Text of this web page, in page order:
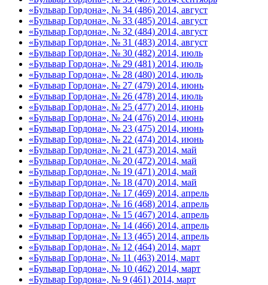
«Бульвар Гордона», № 34 (486) 2014, август
«Бульвар Гордона», № 33 (485) 2014, август
«Бульвар Гордона», № 32 (484) 2014, август
«Бульвар Гордона», № 31 (483) 2014, август
«Бульвар Гордона», № 30 (482) 2014, июль
«Бульвар Гордона», № 29 (481) 2014, июль
«Бульвар Гордона», № 28 (480) 2014, июль
«Бульвар Гордона», № 27 (479) 2014, июнь
«Бульвар Гордона», № 26 (478) 2014, июль
«Бульвар Гордона», № 25 (477) 2014, июнь
«Бульвар Гордона», № 24 (476) 2014, июнь
«Бульвар Гордона», № 23 (475) 2014, июнь
«Бульвар Гордона», № 22 (474) 2014, июнь
«Бульвар Гордона», № 21 (473) 2014, май
«Бульвар Гордона», № 20 (472) 2014, май
«Бульвар Гордона», № 19 (471) 2014, май
«Бульвар Гордона», № 18 (470) 2014, май
«Бульвар Гордона», № 17 (469) 2014, апрель
«Бульвар Гордона», № 16 (468) 2014, апрель
«Бульвар Гордона», № 15 (467) 2014, апрель
«Бульвар Гордона», № 14 (466) 2014, апрель
«Бульвар Гордона», № 13 (465) 2014, апрель
«Бульвар Гордона», № 12 (464) 2014, март
«Бульвар Гордона», № 11 (463) 2014, март
«Бульвар Гордона», № 10 (462) 2014, март
«Бульвар Гордона», № 9 (461) 2014, март